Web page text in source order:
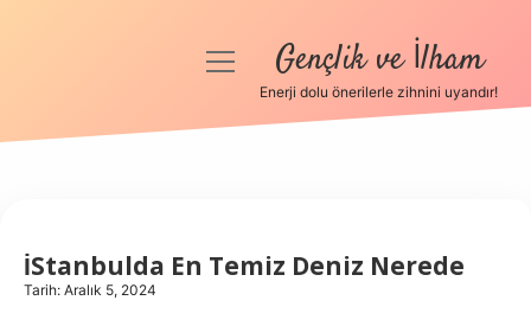
Anasayfa
Hakkımızda
menüyüGençlik ve İlham
Enerji dolu önerilerle zihnini uyandır!
İStanbulda En Temiz Deniz Nerede
Tarih: Aralık 5, 2024